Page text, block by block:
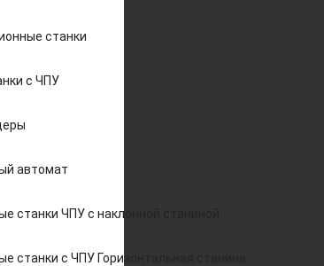
станки
с ЧПУ
автомат
станки ЧПУ c наклонной станиной
станки с ЧПУ Горизонтальная станина